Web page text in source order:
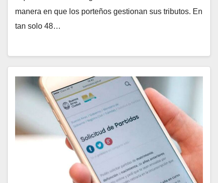
manera en que los porteños gestionan sus tributos. En
tan solo 48…